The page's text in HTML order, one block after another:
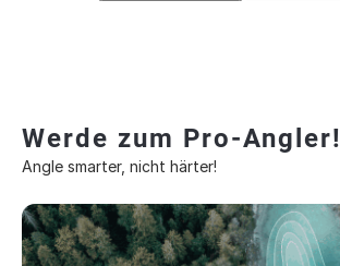
Werde zum Pro-Angler!
Angle smarter, nicht härter!